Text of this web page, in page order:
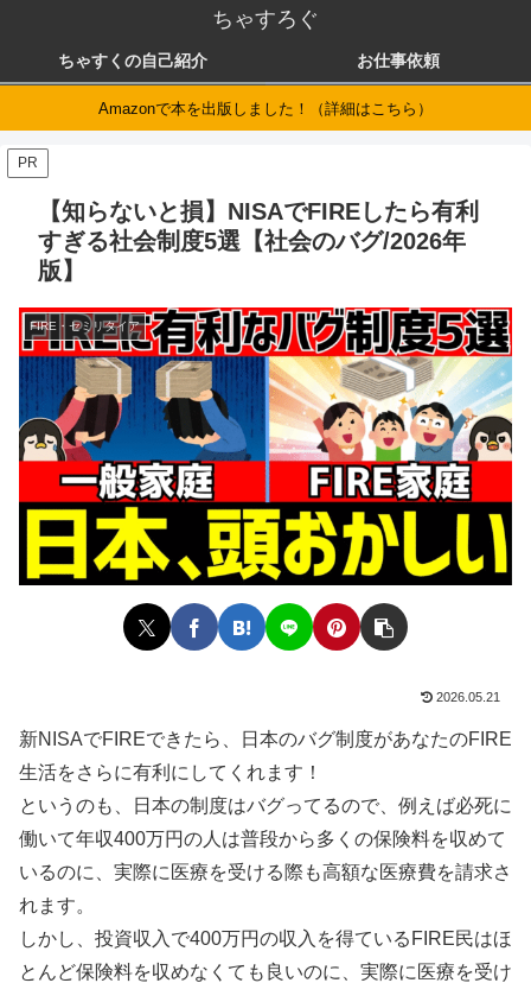
ちゃすろぐ
ちゃすくの自己紹介 お仕事依頼
Amazonで本を出版しました！（詳細はこちら）
PR
【知らないと損】NISAでFIREしたら有利
すぎる社会制度5選【社会のバグ/2026年
版】
FIRE・セミリタイア
2026.05.21
新NISAでFIREできたら、日本のバグ制度があなたのFIRE
生活をさらに有利にしてくれます！
というのも、日本の制度はバグってるので、例えば必死に
働いて年収400万円の人は普段から多くの保険料を収めて
いるのに、実際に医療を受ける際も高額な医療費を請求さ
れます。
しかし、投資収入で400万円の収入を得ているFIRE民はほ
とんど保険料を収めなくても良いのに、実際に医療を受け